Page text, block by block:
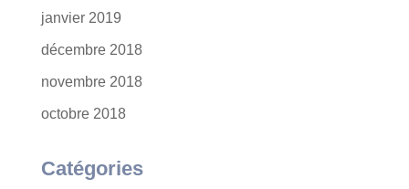
janvier 2019
décembre 2018
novembre 2018
octobre 2018
Catégories